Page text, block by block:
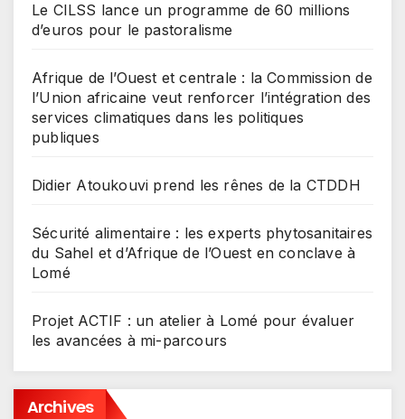
Le CILSS lance un programme de 60 millions
d’euros pour le pastoralisme
Afrique de l’Ouest et centrale : la Commission de
l’Union africaine veut renforcer l’intégration des
services climatiques dans les politiques
publiques
Didier Atoukouvi prend les rênes de la CTDDH
Sécurité alimentaire : les experts phytosanitaires
du Sahel et d’Afrique de l’Ouest en conclave à
Lomé
Projet ACTIF : un atelier à Lomé pour évaluer
les avancées à mi-parcours
Archives